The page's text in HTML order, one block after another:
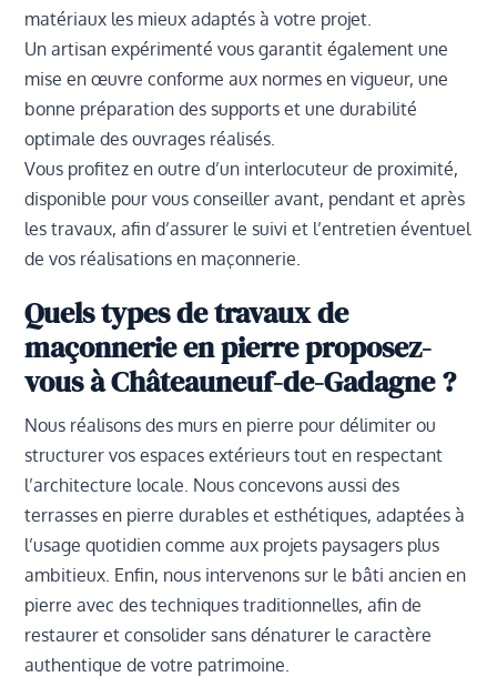
matériaux les mieux adaptés à votre projet.
Un artisan expérimenté vous garantit également une
mise en œuvre conforme aux normes en vigueur, une
bonne préparation des supports et une durabilité
optimale des ouvrages réalisés.
Vous profitez en outre d’un interlocuteur de proximité,
disponible pour vous conseiller avant, pendant et après
les travaux, afin d’assurer le suivi et l’entretien éventuel
de vos réalisations en maçonnerie.
Quels types de travaux de
maçonnerie en pierre proposez-
vous à Châteauneuf-de-Gadagne ?
Nous réalisons des murs en pierre pour délimiter ou
structurer vos espaces extérieurs tout en respectant
l’architecture locale. Nous concevons aussi des
terrasses en pierre durables et esthétiques, adaptées à
l’usage quotidien comme aux projets paysagers plus
ambitieux. Enfin, nous intervenons sur le bâti ancien en
pierre avec des techniques traditionnelles, afin de
restaurer et consolider sans dénaturer le caractère
authentique de votre patrimoine.